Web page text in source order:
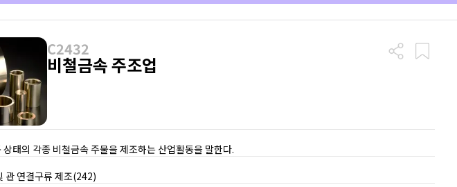
C2432
비철금속 주조업
태의 각종 비철금속 주물을 제조하는 산업활동을 말한다.
관 연결구류 제조(242)